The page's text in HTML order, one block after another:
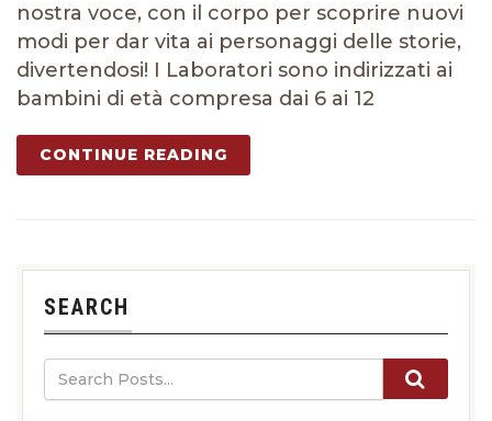
nostra voce, con il corpo per scoprire nuovi
modi per dar vita ai personaggi delle storie,
divertendosi! I Laboratori sono indirizzati ai
bambini di età compresa dai 6 ai 12
CONTINUE READING
SEARCH